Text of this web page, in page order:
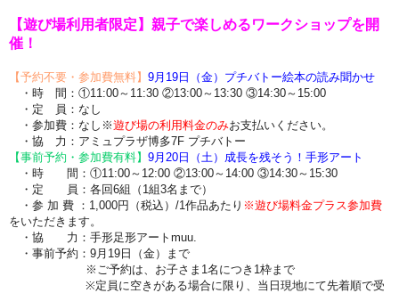
【遊び場利用者限定】親子で楽しめるワークショップを開
催！
【予約不要・参加費無料】 9月19日（金）プチバトー絵本の読み聞かせ
・時 間：①11:00～11:30 ②13:00～13:30 ③14:30～15:00
・定 員：なし
・ 参加費：なし※遊び場の利用料金のみお支払いください。
・協 力：アミュプラザ博多7F プチバトー
【事前予約・参加費有料】 9月20日（土）成長を残そう！手形アート
・時 間：①11:00～12:00 ②13:00～14:00 ③14:30～15:30
・定 員：各回6組（1組3名まで）
・参 加 費 ：1,000円（税込）/1作品あたり ※遊び場料金プラス参加費
をいただきます。
・協 力：手形足形アートmuu.
・事前予約：9月19日（金）まで
※ご予約は、お子さま1名につき1枠まで
※定員に空きがある場合に限り、当日現地にて先着順で受